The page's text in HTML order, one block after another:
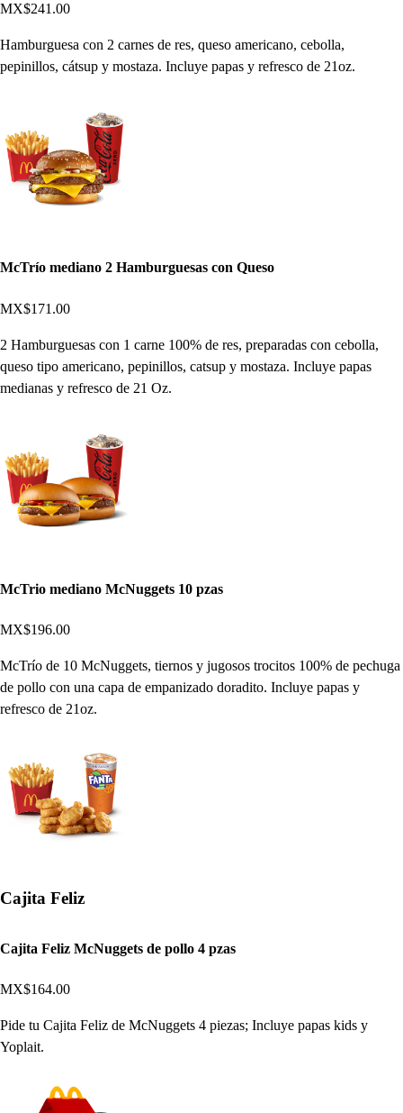
MX$241.00
Hamburguesa con 2 carnes de res, queso americano, cebolla,
pepinillos, cátsup y mostaza. Incluye papas y refresco de 21oz.
McTrío mediano 2 Hamburguesas con Queso
MX$171.00
2 Hamburguesas con 1 carne 100% de res, preparadas con cebolla,
queso tipo americano, pepinillos, catsup y mostaza. Incluye papas
medianas y refresco de 21 Oz.
McTrio mediano McNuggets 10 pzas
MX$196.00
McTrío de 10 McNuggets, tiernos y jugosos trocitos 100% de pechuga
de pollo con una capa de empanizado doradito. Incluye papas y
refresco de 21oz.
Cajita Feliz
Cajita Feliz McNuggets de pollo 4 pzas
MX$164.00
Pide tu Cajita Feliz de McNuggets 4 piezas; Incluye papas kids y
Yoplait.